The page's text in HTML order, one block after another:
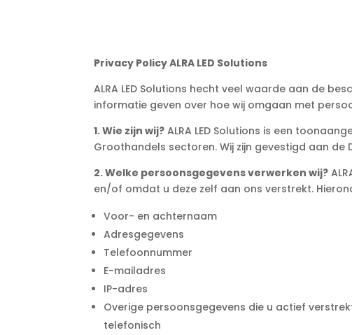
Privacy Policy ALRA LED Solutions
ALRA LED Solutions hecht veel waarde aan de
informatie geven over hoe wij omgaan met
1. Wie zijn wij? ALRA LED Solutions is een
Groothandels sectoren. Wij zijn gevestigd aan
2. Welke persoonsgegevens verwerken wij?
en/of omdat u deze zelf aan ons verstrekt.
Voor- en achternaam
Adresgegevens
Telefoonnummer
E-mailadres
IP-adres
Overige persoonsgegevens die u actief
telefonisch